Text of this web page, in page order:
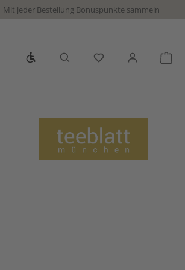
Mit jeder Bestellung Bonuspunkte sammeln
Werkzeugleiste anzeigen
Du hast 0